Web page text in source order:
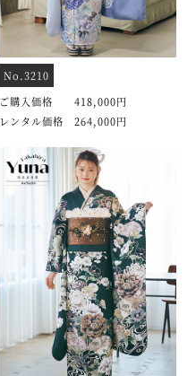
No.3210
ご購入価格 418,000円
レンタル価格 264,000円